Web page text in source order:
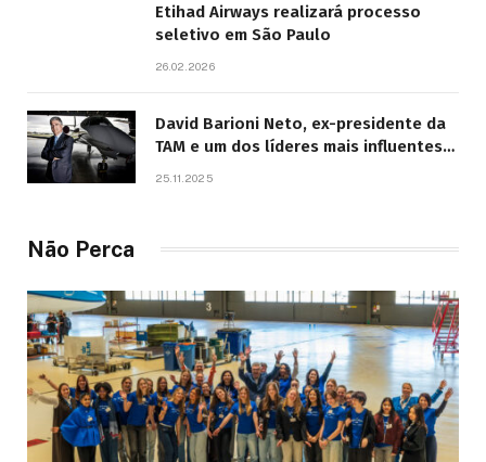
Etihad Airways realizará processo
seletivo em São Paulo
26.02.2026
David Barioni Neto, ex-presidente da
TAM e um dos líderes mais influentes
25.11.2025
Não Perca